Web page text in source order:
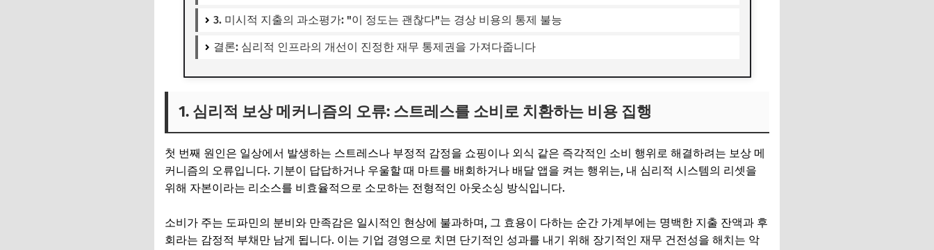
3. 미시적 지출의 과소평가: "이 정도는 괜찮다"는 경상 비용의 통제 불능
결론: 심리적 인프라의 개선이 진정한 재무 통제권을 가져다줍니다
1. 심리적 보상 메커니즘의 오류: 스트레스를 소비로 치환하는 비용 집행
첫 번째 원인은 일상에서 발생하는 스트레스나 부정적 감정을 쇼핑이나 외식 같은 즉각적인 소비 행위로 해결하려는 보상 메
커니즘의 오류입니다. 기분이 답답하거나 우울할 때 마트를 배회하거나 배달 앱을 켜는 행위는, 내 심리적 시스템의 리셋을
위해 자본이라는 리소스를 비효율적으로 소모하는 전형적인 아웃소싱 방식입니다.
소비가 주는 도파민의 분비와 만족감은 일시적인 현상에 불과하며, 그 효용이 다하는 순간 가계부에는 명백한 지출 잔액과 후
회라는 감정적 부채만 남게 됩니다. 이는 기업 경영으로 치면 단기적인 성과를 내기 위해 장기적인 재무 건전성을 해치는 악